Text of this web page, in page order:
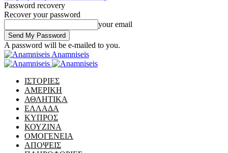
Password recovery
Recover your password
your email
A password will be e-mailed to you.
Anamniseis
ΙΣΤΟΡΙΕΣ
ΑΜΕΡΙΚΗ
ΑΘΛΗΤΙΚΑ
ΕΛΛΑΔΑ
ΚΥΠΡΟΣ
ΚΟΥΖΙΝΑ
ΟΜΟΓΕΝΕΙΑ
ΑΠΟΨΕΙΣ